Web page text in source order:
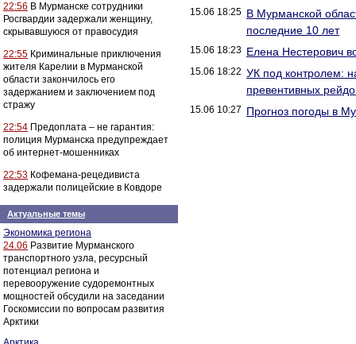
22:56 В Мурманске сотрудники
Росгвардии задержали женщину,
скрывавшуюся от правосудия
22:55 Криминальные приключения
жителя Карелии в Мурманской
области закончилось его
задержанием и заключением под
стражу
22:54 Предоплата – не гарантия:
полиция Мурманска предупреждает
об интернет-мошенниках
22:53 Кофемана-рецедивиста
задержали полицейские в Ковдоре
Актуальные темы
Экономика региона
24.06 Развитие Мурманского
транспортного узла, ресурсный
потенциал региона и
перевооружение судоремонтных
мощностей обсудили на заседании
Госкомиссии по вопросам развития
Арктики
15.06 18:25 В Мурманской
последние 10 лет
15.06 18:23 Елена Нестерович
15.06 18:22 УК под контролем:
превентивных
15.06 10:27 Прогноз погоды в